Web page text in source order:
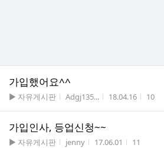
가입했어요^^
게시판명
▶ 자유게시판 작성자
Adgj135... 작성시간
18.04.16 조회수
10
가입인사, 등업신청~~
게시판명
▶ 자유게시판 작성자
jenny 작성시간
17.06.01 조회수
11